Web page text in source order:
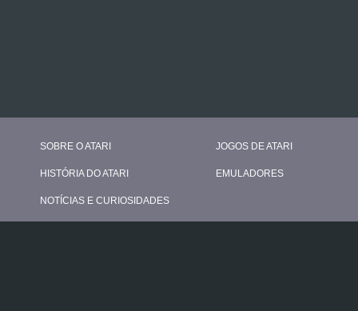
SOBRE O ATARI
HISTÓRIA DO ATARI
NOTÍCIAS E CURIOSIDADES
JOGOS DE ATARI
EMULADORES